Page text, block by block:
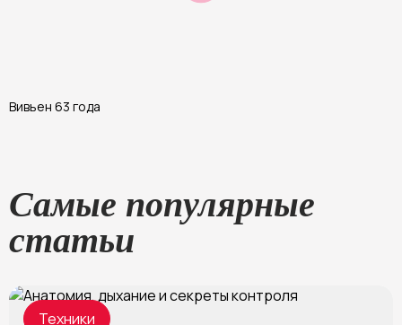
Вивьен 63 года
Самые популярные
статьи
Техники